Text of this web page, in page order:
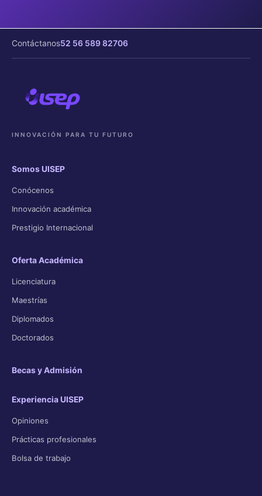
Contáctanos52 56 589 82706
INNOVACIÓN PARA TU FUTURO
Somos UISEP
Conócenos
Innovación académica
Prestigio Internacional
Oferta Académica
Licenciatura
Maestrías
Diplomados
Doctorados
Becas y Admisión
Experiencia UISEP
Opiniones
Prácticas profesionales
Bolsa de trabajo